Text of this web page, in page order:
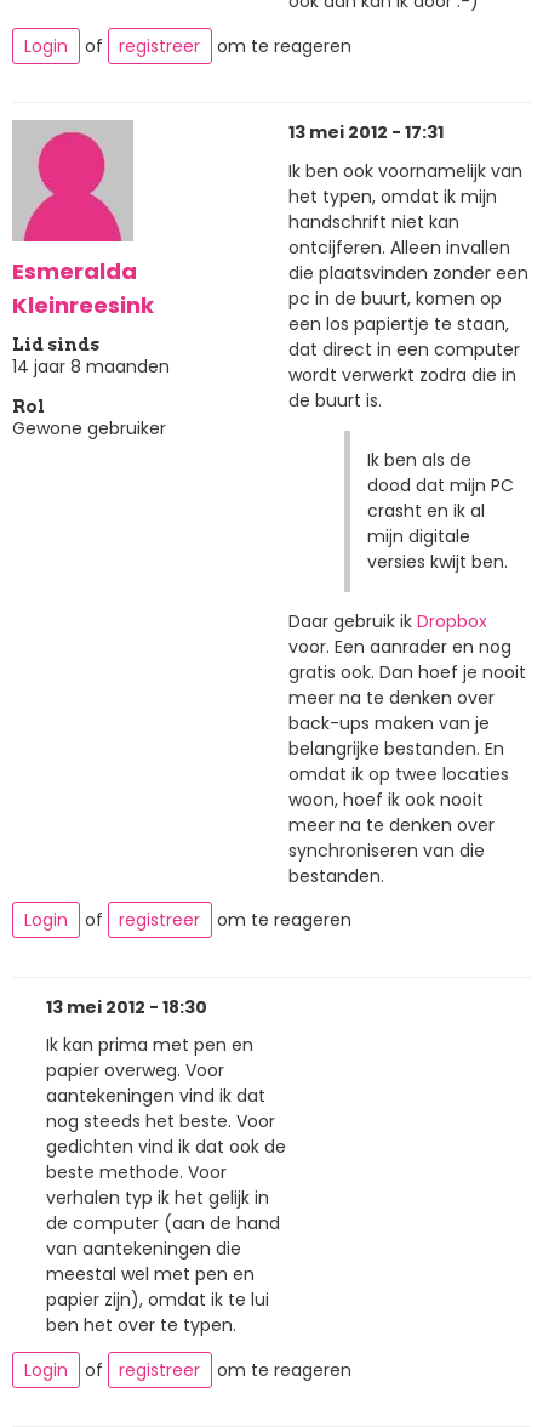
Login
of registreer om te reageren
Esmeralda
Kleinreesink
Lid sinds
14 jaar 8 maanden
Rol
Gewone gebruiker
13 mei 2012 - 17:31
Ik ben ook voornamelijk van
het typen, omdat ik mijn
handschrift niet kan
ontcijferen. Alleen invallen
die plaatsvinden zonder een
pc in de buurt, komen op
een los papiertje te staan,
dat direct in een computer
wordt verwerkt zodra die in
de buurt is.
Ik ben als de
dood dat mijn PC
crasht en ik al
mijn digitale
versies kwijt ben.
Daar gebruik ik Dropbox
voor. Een aanrader en nog
gratis ook. Dan hoef je nooit
meer na te denken over
back-ups maken van je
belangrijke bestanden. En
omdat ik op twee locaties
woon, hoef ik ook nooit
meer na te denken over
synchroniseren van die
bestanden.
Login
of registreer om te reageren
13 mei 2012 - 18:30
Ik kan prima met pen en
papier overweg. Voor
aantekeningen vind ik dat
nog steeds het beste. Voor
gedichten vind ik dat ook de
beste methode. Voor
verhalen typ ik het gelijk in
de computer (aan de hand
van aantekeningen die
meestal wel met pen en
papier zijn), omdat ik te lui
ben het over te typen.
Login
of registreer om te reageren